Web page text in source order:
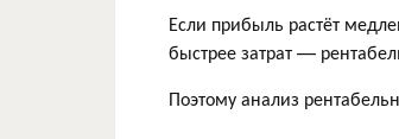
Если прибыль растёт
быстрее затрат —
Поэтому анализ